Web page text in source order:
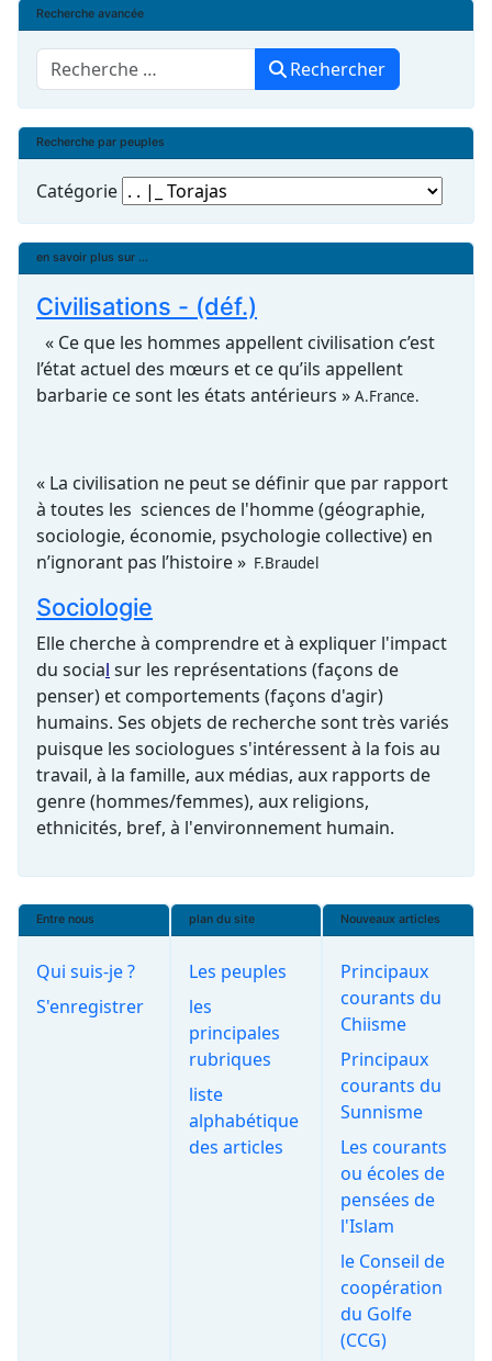
Recherche avancée
Rechercher Rechercher
Recherche par peuples
Catégorie
en savoir plus sur ...
Civilisations - (déf.)
« Ce que les hommes appellent civilisation c’est
l’état actuel des mœurs et ce qu’ils appellent
barbarie ce sont les états antérieurs » A.France.
« La civilisation ne peut se définir que par rapport
à toutes les sciences de l'homme (géographie,
sociologie, économie, psychologie collective) en
n’ignorant pas l’histoire » F.Braudel
Sociologie
Elle cherche à comprendre et à expliquer l'impact
du social sur les représentations (façons de
penser) et comportements (façons d'agir)
humains. Ses objets de recherche sont très variés
puisque les sociologues s'intéressent à la fois au
travail, à la famille, aux médias, aux rapports de
genre (hommes/femmes), aux religions,
ethnicités, bref, à l'environnement humain.
Entre nous
Qui suis-je ?
S'enregistrer
plan du site
Les peuples
les
principales
rubriques
liste
alphabétique
des articles
Nouveaux articles
Principaux
courants du
Chiisme
Principaux
courants du
Sunnisme
Les courants
ou écoles de
pensées de
l'Islam
le Conseil de
coopération
du Golfe
(CCG)